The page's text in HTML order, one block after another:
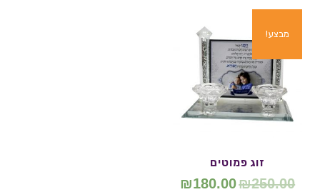
מבצע!
זוג פמוטים
₪250.00
₪180.00